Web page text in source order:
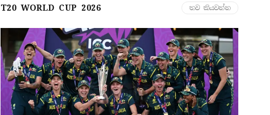
T20 WORLD CUP 2026 තව කියවන්න